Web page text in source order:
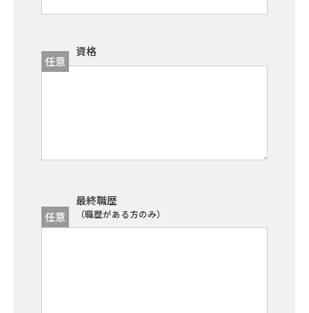
資格
任意
最終職歴
任意
（職歴がある方のみ）